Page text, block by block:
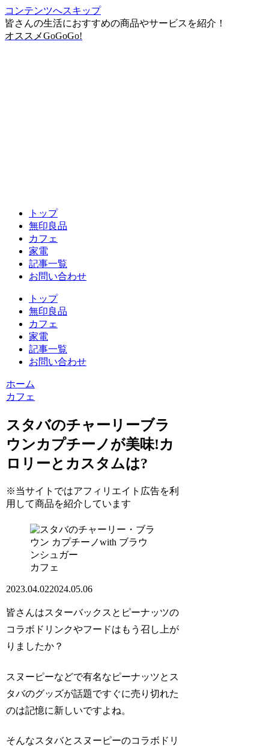
コンテンツへスキップ
皆さんの生活におすすめの商品やサービスを紹介！
オススメGoGoGo!
トップ
無印良品
カフェ
家電
記事一覧
お問い合わせ
トップ
無印良品
カフェ
家電
記事一覧
お問い合わせ
ホーム
カフェ
スタバのチャーリーブラ
ウンカプチーノが美味!カ
ロリーとカスタムは?
※当サイトではアフィリエイト広告を利
用して商品を紹介しています
カフェ
2023.04.022024.05.06
皆さんはスターバックスとピーナッツの
コラボドリンクやフードはもう召し上が
りましたか？
スヌーピーなどで有名なピーナッツとス
タバのグッズが話題ですぐに売り切れた
のは記憶に新しいですよね。
そんなスタバとスヌーピーのコラボドリ